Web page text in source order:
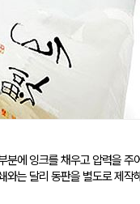
분에 잉크를 채우고 압력을 주
와는 달리 동판을 별도로 제작